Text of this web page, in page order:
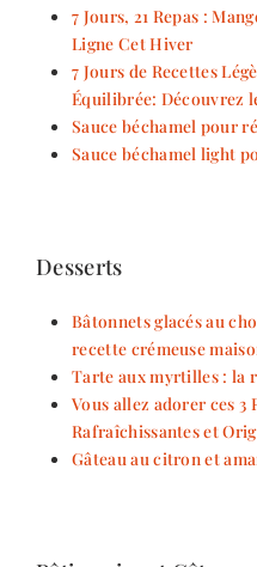
7 Jours, 21 Repas :
Ligne Cet Hiver
7 Jours de Recettes
Équilibrée: Découvrez
Sauce béchamel pour
Sauce béchamel light
Desserts
Bâtonnets glacés au
recette crémeuse
Tarte aux myrtilles : la
Vous allez adorer ces 3
Rafraîchissantes et
Gâteau au citron et